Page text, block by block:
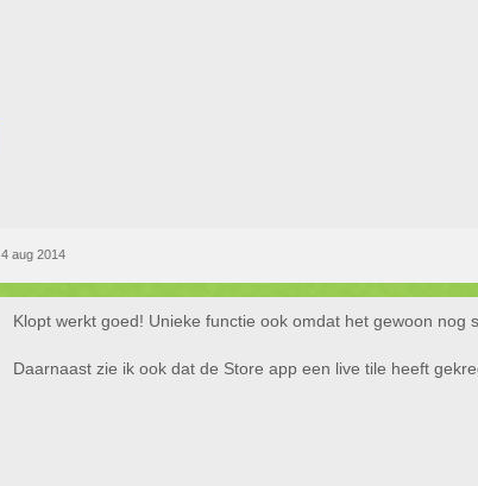
4 aug 2014
Klopt werkt goed! Unieke functie ook omdat het gewoon nog
Daarnaast zie ik ook dat de Store app een live tile heeft